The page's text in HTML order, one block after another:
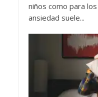
niños como para
ansiedad suele...